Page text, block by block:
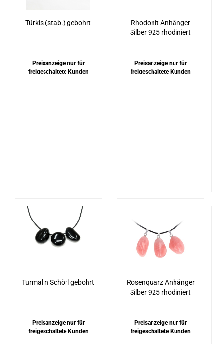
Türkis (stab.) gebohrt
Preisanzeige nur für
freigeschaltete Kunden
Rhodonit Anhänger
Silber 925 rhodiniert
Preisanzeige nur für
freigeschaltete Kunden
Turmalin Schörl gebohrt
Preisanzeige nur für
freigeschaltete Kunden
Rosenquarz Anhänger
Silber 925 rhodiniert
Preisanzeige nur für
freigeschaltete Kunden